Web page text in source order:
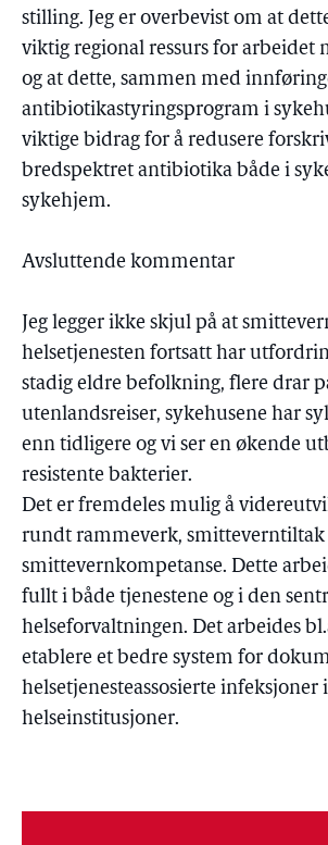
stilling. Jeg er overbevist om at
viktig regional ressurs for arbeidet
og at dette, sammen med
antibiotikastyringsprogram i
viktige bidrag for å redusere
bredspektret antibiotika både i
sykehjem.
Avsluttende kommentar
Jeg legger ikke skjul på at
helsetjenesten fortsatt har
stadig eldre befolkning, flere drar
utenlandsreiser, sykehusene har
enn tidligere og vi ser en økende
resistente bakterier.
Det er fremdeles mulig å
rundt rammeverk, smitteverntiltak
smittevernkompetanse. Dette
fullt i både tjenestene og i den
helseforvaltningen. Det arbeides
etablere et bedre system for
helsetjenesteassosierte infeksjoner i
helseinstitusjoner.